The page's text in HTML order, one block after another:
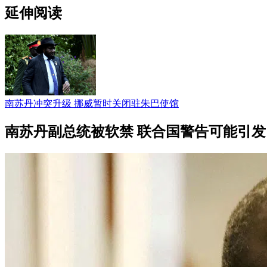
延伸阅读
南苏丹冲突升级 挪威暂时关闭驻朱巴使馆
南苏丹副总统被软禁 联合国警告可能引